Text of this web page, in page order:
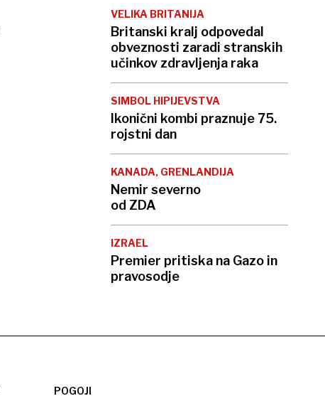
VELIKA BRITANIJA
Britanski kralj odpovedal
obveznosti zaradi stranskih
učinkov zdravljenja raka
SIMBOL HIPIJEVSTVA
Ikonični kombi praznuje 75.
rojstni dan
KANADA, GRENLANDIJA
Nemir severno
od ZDA
IZRAEL
Premier pritiska na Gazo in
pravosodje
POGOJI